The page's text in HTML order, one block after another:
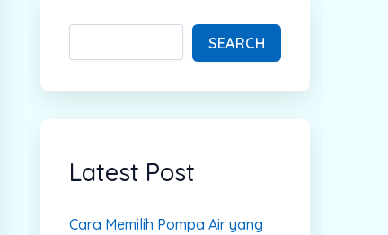
a
c
SEARCH
Latest Post
Cara Memilih Pompa Air yang